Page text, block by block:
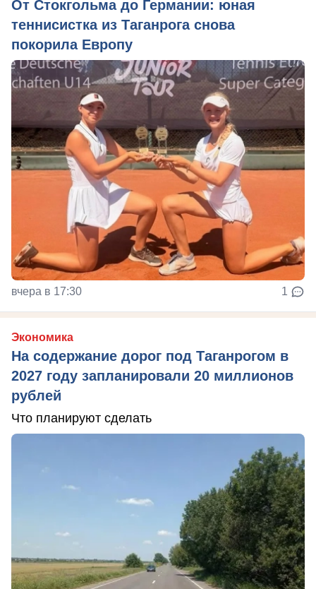
От Стокгольма до Германии: юная
теннисистка из Таганрога снова
покорила Европу
вчера в 17:30 1
Экономика
На содержание дорог под Таганрогом в
2027 году запланировали 20 миллионов
рублей
Что планируют сделать